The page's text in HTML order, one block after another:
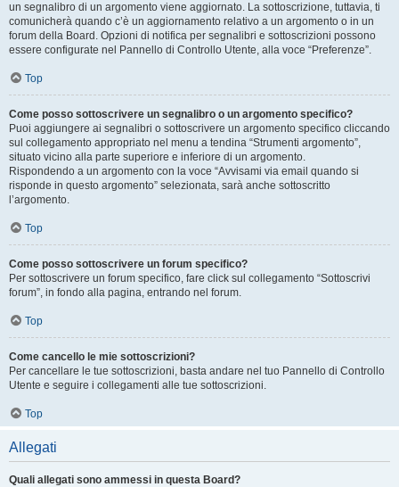
un segnalibro di un argomento viene aggiornato. La sottoscrizione, tuttavia, ti
comunicherà quando c’è un aggiornamento relativo a un argomento o in un
forum della Board. Opzioni di notifica per segnalibri e sottoscrizioni possono
essere configurate nel Pannello di Controllo Utente, alla voce “Preferenze”.
Top
Come posso sottoscrivere un segnalibro o un argomento specifico?
Puoi aggiungere ai segnalibri o sottoscrivere un argomento specifico cliccando
sul collegamento appropriato nel menu a tendina “Strumenti argomento”,
situato vicino alla parte superiore e inferiore di un argomento.
Rispondendo a un argomento con la voce “Avvisami via email quando si
risponde in questo argomento” selezionata, sarà anche sottoscritto
l’argomento.
Top
Come posso sottoscrivere un forum specifico?
Per sottoscrivere un forum specifico, fare click sul collegamento “Sottoscrivi
forum”, in fondo alla pagina, entrando nel forum.
Top
Come cancello le mie sottoscrizioni?
Per cancellare le tue sottoscrizioni, basta andare nel tuo Pannello di Controllo
Utente e seguire i collegamenti alle tue sottoscrizioni.
Top
Allegati
Quali allegati sono ammessi in questa Board?